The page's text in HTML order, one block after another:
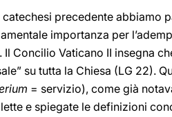
catechesi precedente abbiamo
importanza per
Il Concilio Vaticano II insegna
su tutta la Chiesa (LG 22).
= servizio), come già
e spiegate le definizioni